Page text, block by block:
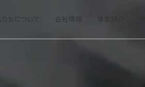
ちについて 会社情報 事業紹介